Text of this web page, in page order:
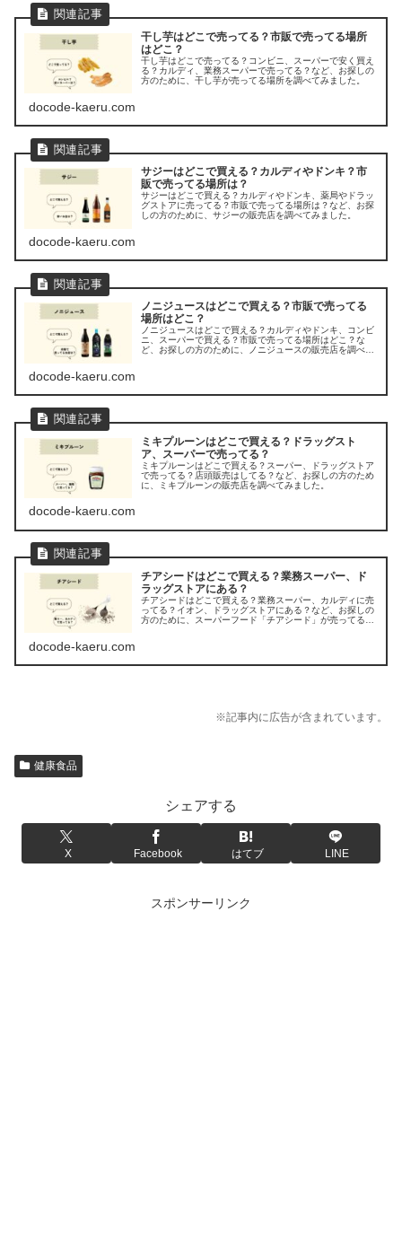
干し芋はどこで売ってる？市販で売ってる場所
はどこ？
干し芋はどこで売ってる？コンビニ、スーパーで安く買え
る？カルディ、業務スーパーで売ってる？など、お探しの
方のために、干し芋が売ってる場所を調べてみました。
docode-kaeru.com
サジーはどこで買える？カルディやドンキ？市
販で売ってる場所は？
サジーはどこで買える？カルディやドンキ、薬局やドラッ
グストアに売ってる？市販で売ってる場所は？など、お探
しの方のために、サジーの販売店を調べてみました。
docode-kaeru.com
ノニジュースはどこで買える？市販で売ってる
場所はどこ？
ノニジュースはどこで買える？カルディやドンキ、コンビ
ニ、スーパーで買える？市販で売ってる場所はどこ？な
ど、お探しの方のために、ノニジュースの販売店を調べて
docode-kaeru.com
ミキプルーンはどこで買える？ドラッグスト
ア、スーパーで売ってる？
ミキプルーンはどこで買える？スーパー、ドラッグストア
で売ってる？店頭販売はしてる？など、お探しの方のため
に、ミキプルーンの販売店を調べてみました。
docode-kaeru.com
チアシードはどこで買える？業務スーパー、ド
ラッグストアにある？
チアシードはどこで買える？業務スーパー、カルディに売
ってる？イオン、ドラッグストアにある？など、お探しの
方のために、スーパーフード「チアシード」が売ってる場
docode-kaeru.com
※記事内に広告が含まれています。
健康食品
シェアする
X Facebook はてブ LINE
スポンサーリンク